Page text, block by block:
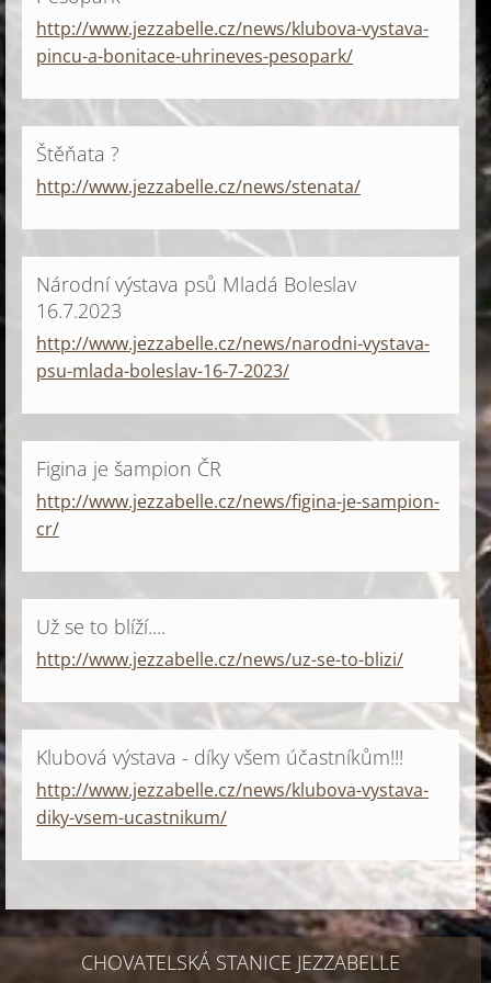
http://www.jezzabelle.cz/news/klubova-vystava-
pincu-a-bonitace-uhrineves-pesopark/
Štěňata ?
http://www.jezzabelle.cz/news/stenata/
Národní výstava psů Mladá Boleslav
16.7.2023
http://www.jezzabelle.cz/news/narodni-vystava-
psu-mlada-boleslav-16-7-2023/
Figina je šampion ČR
http://www.jezzabelle.cz/news/figina-je-sampion-
cr/
Už se to blíží....
http://www.jezzabelle.cz/news/uz-se-to-blizi/
Klubová výstava - díky všem účastníkům!!!
http://www.jezzabelle.cz/news/klubova-vystava-
diky-vsem-ucastnikum/
CHOVATELSKÁ STANICE JEZZABELLE